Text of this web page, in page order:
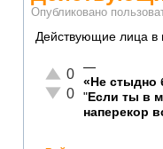
Опубликовано
Действующие лица в
Отлично!
0
Неадекватно!
0
—
«Не стыдно
" Если ты в
наперекор